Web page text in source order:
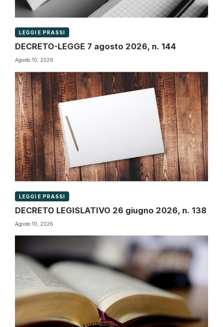
LEGGI E PRASSI
DECRETO-LEGGE 7 agosto 2026, n. 144
Agosto 10, 2026
LEGGI E PRASSI
DECRETO LEGISLATIVO 26 giugno 2026, n. 138
Agosto 10, 2026